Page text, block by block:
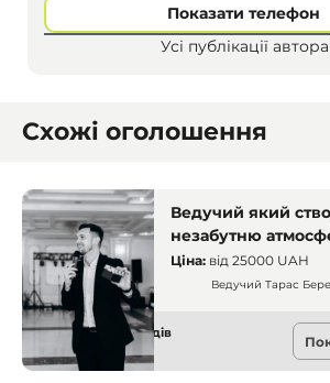
Показати телефон
Усі публікації автора
Схожі оголошення
Ведучий який
незабутню
Ведучий Тарас
Львів
Ціна: від 25000 UAH
Ведучий Тарас
Ведучі для заходів
Львів